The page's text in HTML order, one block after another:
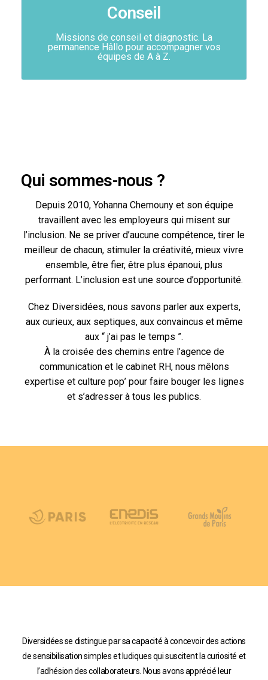
Conseil
Missions de conseil et diagnostic. La
permanence Hâllo pour accompagner vos
équipes de A à Z.
Qui sommes-nous ?
Depuis 2010, Yohanna Chemouny et son équipe
travaillent avec les employeurs qui misent sur
l’inclusion. Ne se priver d’aucune compétence, tirer le
meilleur de chacun, stimuler la créativité, mieux vivre
ensemble, être fier, être plus épanoui, plus
performant. L’inclusion est une source d’opportunité.
Chez Diversidées, nous savons parler aux experts,
aux curieux, aux septiques, aux convaincus et même
aux “ j’ai pas le temps ”.
À la croisée des chemins entre l’agence de
communication et le cabinet RH, nous mêlons
expertise et culture pop’ pour faire bouger les lignes
et s’adresser à tous les publics.
Diversidées se distingue par sa capacité à concevoir des actions
de sensibilisation simples et ludiques qui suscitent la curiosité et
l’adhésion des collaborateurs. Nous avons apprécié leur